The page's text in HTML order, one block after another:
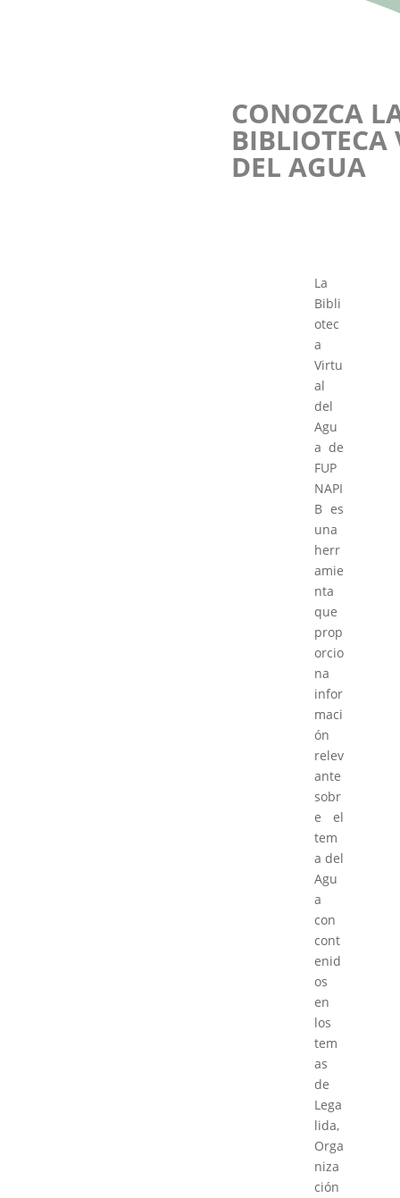
CONOZCA
BIBLIOTECA
DEL AGUA
La
Bibli
otec
a
Virtu
al
del
Agu
a de
FUP
NAPI
B es
una
herr
amie
nta
que
prop
orcio
na
infor
maci
ón
relev
ante
sobr
e el
tem
a del
Agu
a
con
cont
enid
os
en
los
tem
as
de
Lega
lida,
Orga
niza
ción